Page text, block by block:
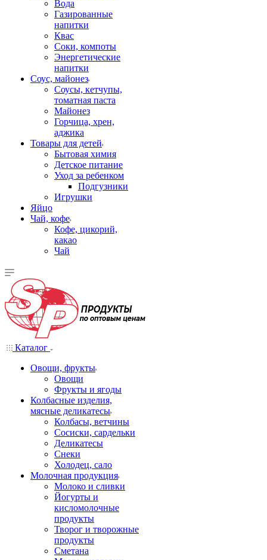
Вода
Газированные
напитки
Квас
Соки, компоты
Энергетические
напитки
Соус, майонез
Соусы, кетчупы,
томатная паста
Майонез
Горчица, хрен,
аджика
Товары для детей
Бытовая химия
Детское питание
Уход за ребенком
Подгузники
Игрушки
Яйцо
Чай, кофе
Кофе, цикорий,
какао
Чай
Каталог
Овощи, фрукты
Овощи
Фрукты и ягоды
Колбасные изделия,
мясные деликатесы
Колбасы, ветчины
Сосиски, сардельки
Деликатесы
Снеки
Холодец, сало
Молочная продукция
Молоко и сливки
Йогурты и
кисломолочные
продукты
Творог и творожные
продукты
Сметана